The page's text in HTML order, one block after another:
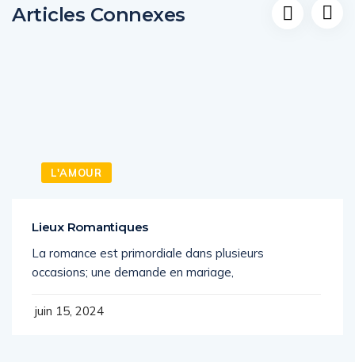
Articles Connexes
L'AMOUR
Lieux Romantiques
La romance est primordiale dans plusieurs
occasions; une demande en mariage,
juin 15, 2024